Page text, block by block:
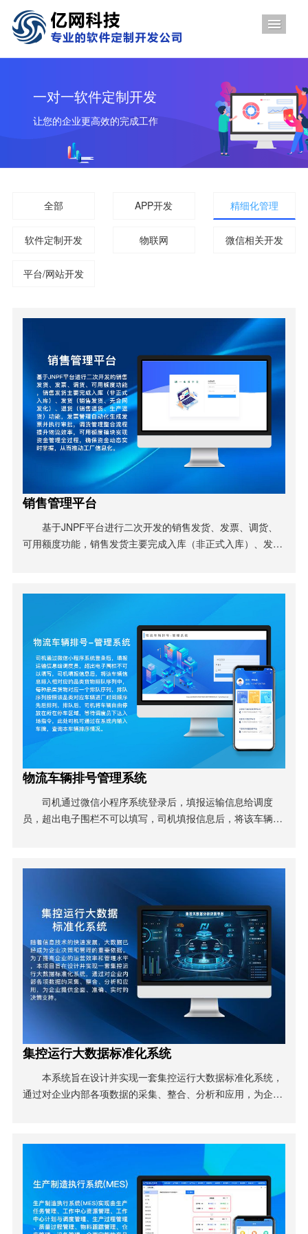
一对一软件定制开发
让您的企业更高效的完成工作
全部 APP开发 精细化管理
软件定制开发 物联网 微信相关开发
平台/网站开发
销售管理平台
基于JNPF平台进行二次开发的销售发货、发票、调货、
可用额度功能，销售发货主要完成入库（非正式入库）、发货
提升物流效率，可用额度模块实现资金管理全过程，确保资金
物流车辆排号管理系统
司机通过微信小程序系统登录后，填报运输信息给调度
员，超出电子围栏不可以填写，司机填报信息后，将该车辆信
列，排队后，司机将车辆自由停放在所在停车区域，等待调度
集控运行大数据标准化系统
本系统旨在设计并实现一套集控运行大数据标准化系统，
通过对企业内部各项数据的采集、整合、分析和应用，为企业
了有力支持。